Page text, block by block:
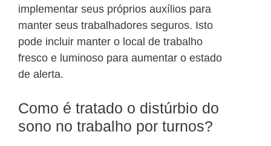
implementar seus próprios auxílios para
manter seus trabalhadores seguros. Isto
pode incluir manter o local de trabalho
fresco e luminoso para aumentar o estado
de alerta.
Como é tratado o distúrbio do
sono no trabalho por turnos?